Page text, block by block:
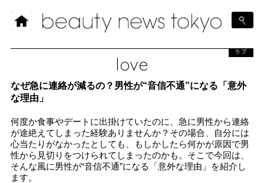
love
ラブ
なぜ急に連絡が減るの？男性が“音信不通”になる「意外
な理由」
何度か食事やデートに出掛けていたのに、急に男性から連絡
が途絶えてしまった経験ありませんか？その場合、自分には
心当たりがなかったとしても、もしかしたら何かが原因で男
性から見切りをつけられてしまったのかも。そこで今回は、
そんな風に男性が“音信不通”になる「意外な理由」を紹介し
ます。